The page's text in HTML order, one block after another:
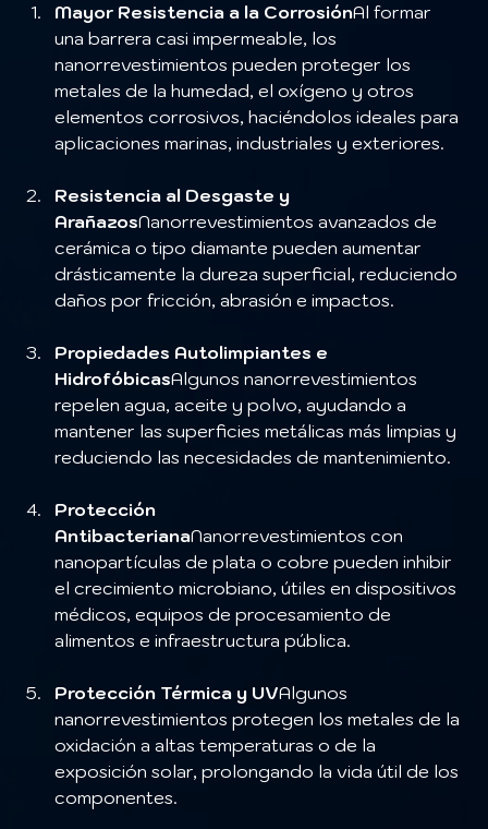
Mayor Resistencia a la CorrosiónAl formar
una barrera casi impermeable, los
nanorrevestimientos pueden proteger los
metales de la humedad, el oxígeno y otros
elementos corrosivos, haciéndolos ideales para
aplicaciones marinas, industriales y exteriores.
Resistencia al Desgaste y
ArañazosNanorrevestimientos avanzados de
cerámica o tipo diamante pueden aumentar
drásticamente la dureza superficial, reduciendo
daños por fricción, abrasión e impactos.
Propiedades Autolimpiantes e
HidrofóbicasAlgunos nanorrevestimientos
repelen agua, aceite y polvo, ayudando a
mantener las superficies metálicas más limpias y
reduciendo las necesidades de mantenimiento.
Protección
AntibacterianaNanorrevestimientos con
nanopartículas de plata o cobre pueden inhibir
el crecimiento microbiano, útiles en dispositivos
médicos, equipos de procesamiento de
alimentos e infraestructura pública.
Protección Térmica y UVAlgunos
nanorrevestimientos protegen los metales de la
oxidación a altas temperaturas o de la
exposición solar, prolongando la vida útil de los
componentes.